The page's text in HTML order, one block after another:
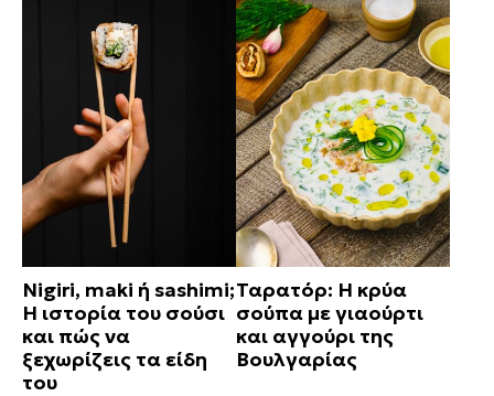
Nigiri, maki ή sashimi;
Η ιστορία του σούσι
και πώς να
ξεχωρίζεις τα είδη
του
Ταρατόρ: Η κρύα
σούπα με γιαούρτι
και αγγούρι της
Βουλγαρίας